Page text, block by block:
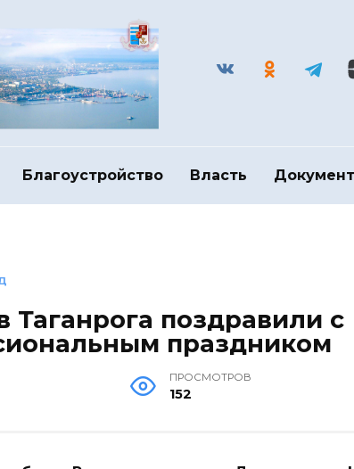
Благоустройство Власть
Таганрога поздравили с
праздником
ПРОСМОТРОВ
152